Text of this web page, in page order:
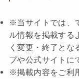
※当サイトでは、
ル情報を掲載する
く変更・終了とな
プや公式サイトに
※掲載内容をご利